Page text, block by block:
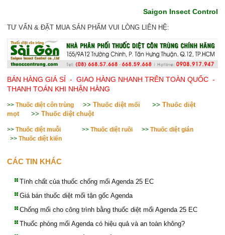
Saigon Insect Control
TƯ VẤN & ĐẶT MUA SẢN PHẨM VUI LÒNG LIÊN HỆ:
BÁN HÀNG GIÁ SỈ - GIAO HÀNG NHANH TRÊN TOÀN QUỐC -
THANH TOÁN KHI NHẬN HÀNG
>> Thuốc diệt côn trùng >> Thuốc diệt mối >> Thuốc diệt
mọt
>> Thuốc diệt chuột
>> Thuốc diệt muỗi >> Thuốc diệt ruồi >> Thuốc diệt gián
>> Thuốc diệt kiến
CÁC TIN KHÁC
Tính chất của thuốc chống mối Agenda 25 EC
Giá bán thuốc diệt mối tận gốc Agenda
Chống mối cho công trình bằng thuốc diệt mối Agenda 25 EC
Thuốc phòng mối Agenda có hiệu quả và an toàn không?